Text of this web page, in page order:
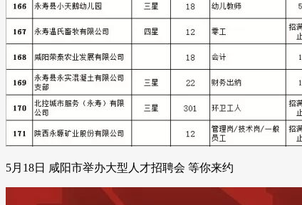
5月18日 咸阳市举办大型人才招聘会 等你来约